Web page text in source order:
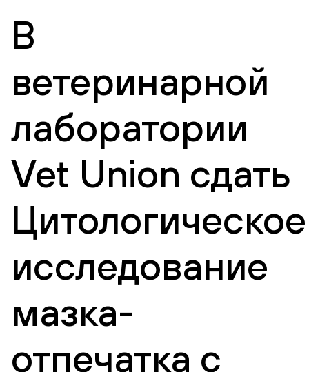
В
ветеринарной
лаборатории
Vet Union сдать
Цитологическое
исследование
мазка-
отпечатка с